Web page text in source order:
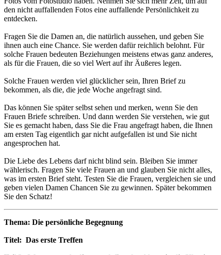
den nicht auffallenden Fotos eine auffallende Persönlichkeit zu
entdecken.
Fragen Sie die Damen an, die natürlich aussehen, und geben Sie
ihnen auch eine Chance. Sie werden dafür reichlich belohnt. Für
solche Frauen bedeuten Beziehungen meistens etwas ganz anderes,
als für die Frauen, die so viel Wert auf ihr Äußeres legen.
Solche Frauen werden viel glücklicher sein, Ihren Brief zu
bekommen, als die, die jede Woche angefragt sind.
Das können Sie später selbst sehen und merken, wenn Sie den
Frauen Briefe schreiben. Und dann werden Sie verstehen, wie gut
Sie es gemacht haben, dass Sie die Frau angefragt haben, die Ihnen
am ersten Tag eigentlich gar nicht aufgefallen ist und Sie nicht
angesprochen hat.
Die Liebe des Lebens darf nicht blind sein. Bleiben Sie immer
wählerisch. Fragen Sie viele Frauen an und glauben Sie nicht alles,
was im ersten Brief steht. Testen Sie die Frauen, vergleichen sie und
geben vielen Damen Chancen Sie zu gewinnen. Später bekommen
Sie den Schatz!
Thema: Die persönliche Begegnung
Titel: Das erste Treffen